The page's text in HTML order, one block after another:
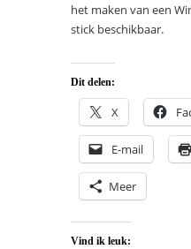
het maken van een
stick beschikbaar.
Dit delen:
X
E-mail
Meer
Vind ik leuk: